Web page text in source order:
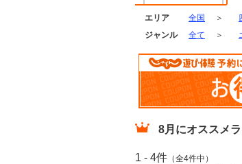
エリア 全国 ＞
ジャンル
全て ＞
8月 にオススメ
1 - 4件 （全4件中）